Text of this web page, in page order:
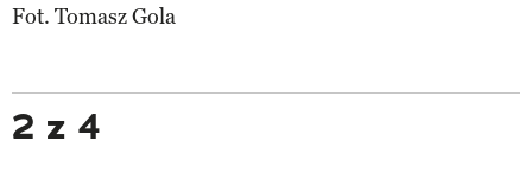
Fot. Tomasz Gola
2 z 4